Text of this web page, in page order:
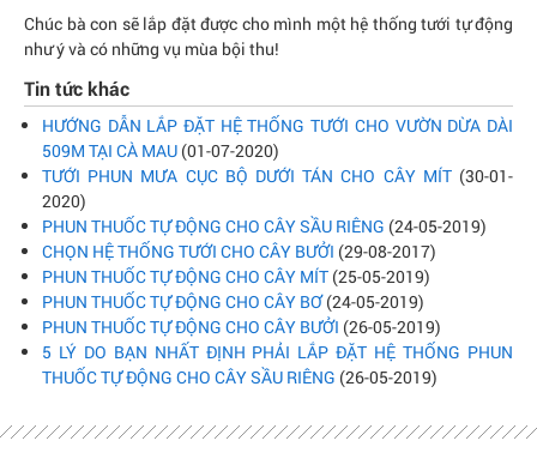
Chúc bà con sẽ lắp đặt được cho mình một hệ thống tưới tự động
như ý và có những vụ mùa bội thu!
Tin tức khác
HƯỚNG DẪN LẮP ĐẶT HỆ THỐNG TƯỚI CHO VƯỜN DỪA DÀI
509M TẠI CÀ MAU (01-07-2020)
TƯỚI PHUN MƯA CỤC BỘ DƯỚI TÁN CHO CÂY MÍT(30-01-
2020)
PHUN THUỐC TỰ ĐỘNG CHO CÂY SẦU RIÊNG (24-05-2019)
CHỌN HỆ THỐNG TƯỚI CHO CÂY BƯỞI (29-08-2017)
PHUN THUỐC TỰ ĐỘNG CHO CÂY MÍT (25-05-2019)
PHUN THUỐC TỰ ĐỘNG CHO CÂY BƠ(24-05-2019)
PHUN THUỐC TỰ ĐỘNG CHO CÂY BƯỞI (26-05-2019)
5 LÝ DO BẠN NHẤT ĐỊNH PHẢI LẮP ĐẶT HỆ THỐNG PHUN
THUỐC TỰ ĐỘNG CHO CÂY SẦU RIÊNG (26-05-2019)